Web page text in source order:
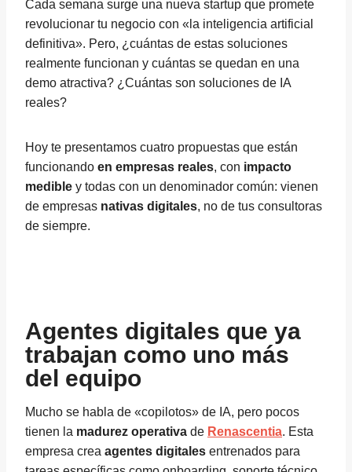
Cada semana surge una nueva startup que promete
revolucionar tu negocio con «la inteligencia artificial
definitiva». Pero, ¿cuántas de estas soluciones
realmente funcionan y cuántas se quedan en una
demo atractiva? ¿Cuántas son soluciones de IA
reales?
Hoy te presentamos cuatro propuestas que están
funcionando en empresas reales, con impacto
medible y todas con un denominador común: vienen
de empresas nativas digitales, no de tus consultoras
de siempre.
Agentes digitales que ya
trabajan como uno más
del equipo
Mucho se habla de «copilotos» de IA, pero pocos
tienen la madurez operativa de Renascentia. Esta
empresa crea agentes digitales entrenados para